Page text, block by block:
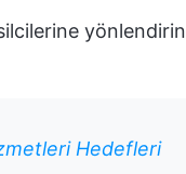
yönlendirin
Hedefleri